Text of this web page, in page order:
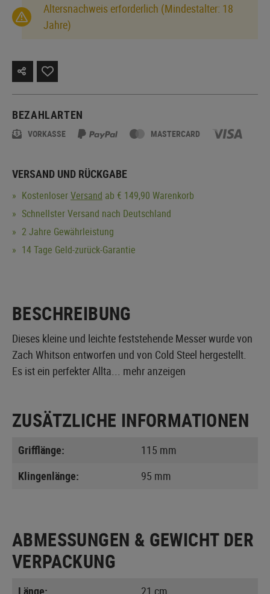
Altersnachweis erforderlich (Mindestalter: 18
Jahre)
BEZAHLARTEN
VORKASSE MASTERCARD
VERSAND UND RÜCKGABE
KostenloserVersand ab € 149,90 Warenkorb
Schnellster Versand nach Deutschland
2 Jahre Gewährleistung
14 Tage Geld-zurück-Garantie
BESCHREIBUNG
Dieses kleine und leichte feststehende Messer wurde von
Zach Whitson entworfen und von Cold Steel hergestellt.
Es ist ein perfekter Allta... mehr anzeigen
ZUSÄTZLICHE INFORMATIONEN
Grifflänge:
115 mm
Klingenlänge:
95 mm
ABMESSUNGEN & GEWICHT DER
VERPACKUNG
Länge: 21 cm